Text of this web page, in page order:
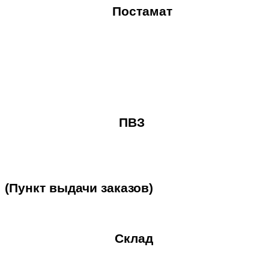
Постамат
ПВЗ
(Пункт выдачи заказов)
Склад